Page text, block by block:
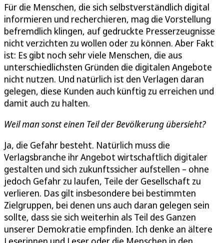
Für die Menschen, die sich selbstverständlich digital
informieren und recherchieren, mag die Vorstellung
befremdlich klingen, auf gedruckte Presserzeugnisse
nicht verzichten zu wollen oder zu können. Aber Fakt
ist: Es gibt noch sehr viele Menschen, die aus
unterschiedlichsten Gründen die digitalen Angebote
nicht nutzen. Und natürlich ist den Verlagen daran
gelegen, diese Kunden auch künftig zu erreichen und
damit auch zu halten.
Weil man sonst einen Teil der Bevölkerung übersieht?
Ja, die Gefahr besteht. Natürlich muss die
Verlagsbranche ihr Angebot wirtschaftlich digitaler
gestalten und sich zukunftssicher aufstellen – ohne
jedoch Gefahr zu laufen, Teile der Gesellschaft zu
verlieren. Das gilt insbesondere bei bestimmten
Zielgruppen, bei denen uns auch daran gelegen sein
sollte, dass sie sich weiterhin als Teil des Ganzen
unserer Demokratie empfinden. Ich denke an ältere